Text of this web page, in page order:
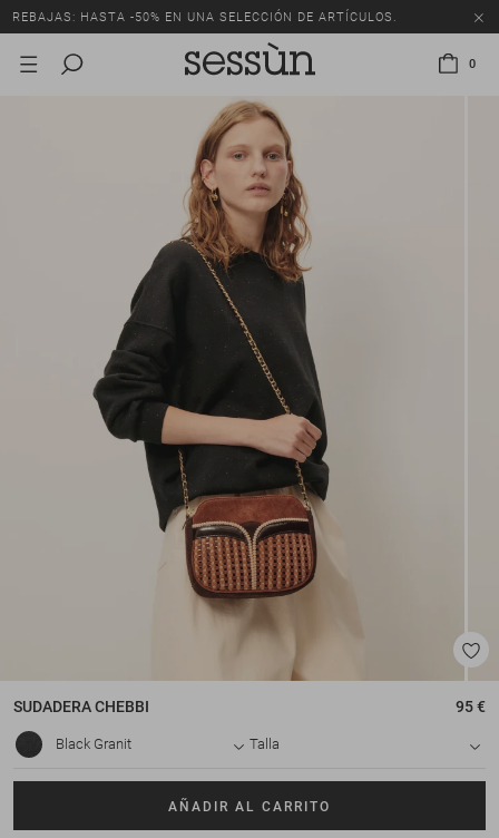
REBAJAS: HASTA -50% EN UNA SELECCIÓN DE ARTÍCULOS.
0
SUDADERACHEBBI 95 €
Black Granit Talla
AÑADIR AL CARRITO